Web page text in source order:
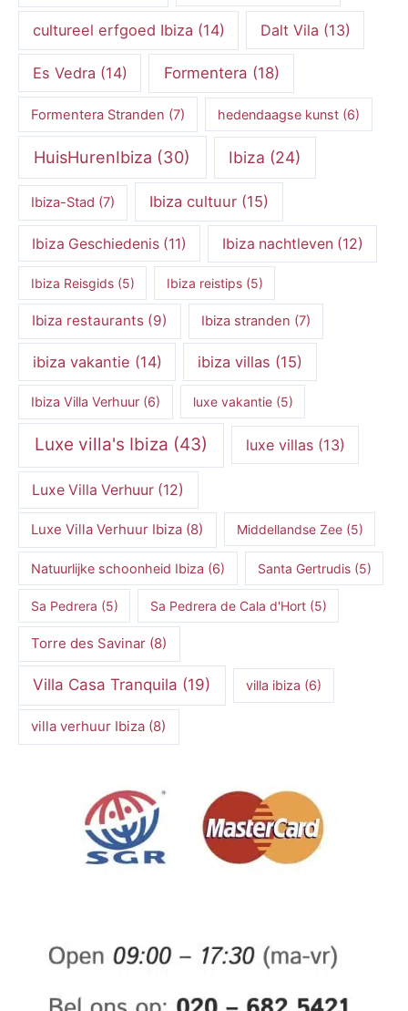
cultureel erfgoed Ibiza (14) Dalt Vila (13)
Es Vedra (14) Formentera (18)
Formentera Stranden (7) hedendaagse kunst (6)
HuisHurenIbiza (30) Ibiza (24)
Ibiza-Stad (7) Ibiza cultuur (15)
Ibiza Geschiedenis (11) Ibiza nachtleven (12)
Ibiza Reisgids(5) Ibiza reistips(5)
Ibiza restaurants(9) Ibiza stranden (7)
ibiza vakantie (14) ibiza villas (15)
Ibiza Villa Verhuur(6) luxe vakantie(5)
Luxe villa's Ibiza (43) luxe villas(13)
Luxe Villa Verhuur (12)
Luxe Villa Verhuur Ibiza (8) Middellandse Zee(5)
Natuurlijke schoonheid Ibiza (6) Santa Gertrudis(5)
Sa Pedrera (5) Sa Pedrera de Cala d'Hort(5)
Torre des Savinar (8)
Villa Casa Tranquila (19) villa ibiza (6)
villa verhuur Ibiza (8)